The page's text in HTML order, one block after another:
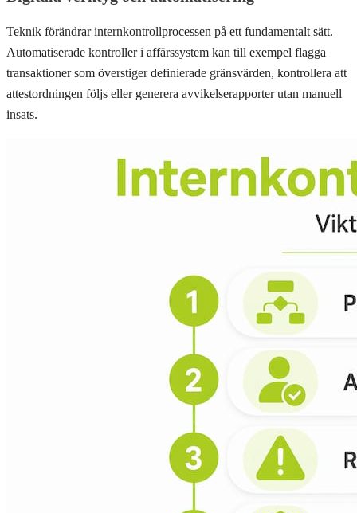
Teknik förändrar internkontrollprocessen på ett fundamentalt sätt.
Automatiserade kontroller i affärssystem kan till exempel flagga
transaktioner som överstiger definierade gränsvärden, kontrollera att
attestordningen följs eller generera avvikelserapporter utan manuell
insats.